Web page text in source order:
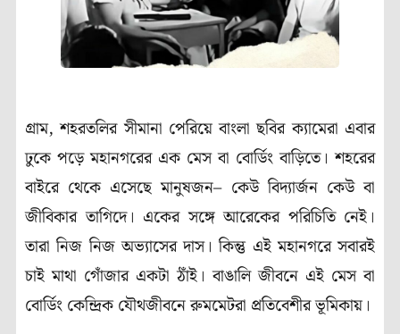
গ্রাম, শহরতলির সীমানা পেরিয়ে বাংলা ছবির ক্যামেরা এবার
ঢুকে পড়ে মহানগরের এক মেস বা বোর্ডিং বাড়িতে। শহরের
বাইরে থেকে এসেছে মানুষজন– কেউ বিদ্যার্জন কেউ বা
জীবিকার তাগিদে। একের সঙ্গে আরেকের পরিচিতি নেই।
তারা নিজ নিজ অভ্যাসের দাস। কিন্তু এই মহানগরে সবারই
চাই মাথা গোঁজার একটা ঠাঁই। বাঙালি জীবনে এই মেস বা
বোর্ডিং কেন্দ্রিক যৌথজীবনে রুমমেটরা প্রতিবেশীর ভূমিকায়।